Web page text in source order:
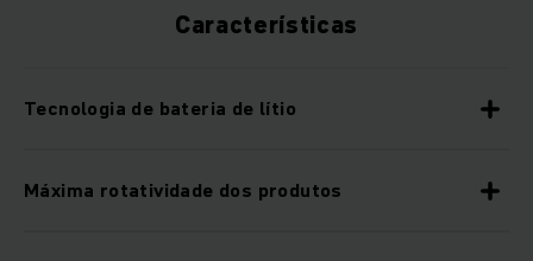
Características
Tecnologia de bateria de lítio
Máxima rotatividade dos produtos